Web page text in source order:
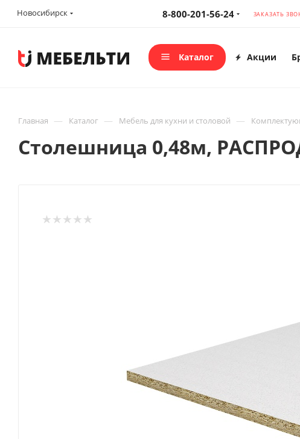
Новосибирск 8-800-201-56-24 ЗАКАЗАТЬ
Каталог Акции
Главная — Каталог — Мебель для кухни и столовой —
Столешница 0,48м,